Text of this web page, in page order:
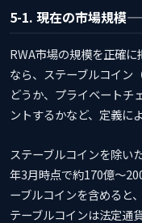
5-1. 現在の市場規模
RWA市場の規模を正確
なら、ステーブルコイン
どうか、プライベートチ
ントするかなど、定義に
ステーブルコインを除い
年3月時点で約170億〜
ーブルコインを含めると
テーブルコインは法定通